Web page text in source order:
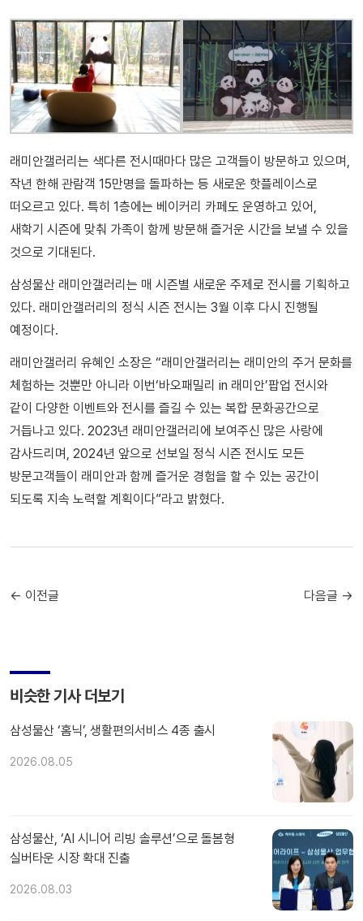
래미안갤러리는 색다른 전시때마다 많은 고객들이 방문하고 있으며,
작년 한해 관람객 15만명을 돌파하는 등 새로운 핫플레이스로
떠오르고 있다. 특히 1층에는 베이커리 카페도 운영하고 있어,
새학기 시즌에 맞춰 가족이 함께 방문해 즐거운 시간을 보낼 수 있을
것으로 기대된다.
삼성물산 래미안갤러리는 매 시즌별 새로운 주제로 전시를 기획하고
있다. 래미안갤러리의 정식 시즌 전시는 3월 이후 다시 진행될
예정이다.
래미안갤러리 유혜인 소장은 “래미안갤러리는 래미안의 주거 문화를
체험하는 것뿐만 아니라 이번‘바오패밀리 in 래미안’팝업 전시와
같이 다양한 이벤트와 전시를 즐길 수 있는 복합 문화공간으로
거듭나고 있다. 2023년 래미안갤러리에 보여주신 많은 사랑에
감사드리며, 2024년 앞으로 선보일 정식 시즌 전시도 모든
방문고객들이 래미안과 함께 즐거운 경험을 할 수 있는 공간이
되도록 지속 노력할 계획이다”라고 밝혔다.
← 이전글 다음글 →
비슷한 기사 더보기
삼성물산 ‘홈닉’, 생활편의서비스 4종 출시
2026.08.05
삼성물산, ‘AI 시니어 리빙 솔루션’으로 돌봄형
실버타운 시장 확대 진출
2026.08.03